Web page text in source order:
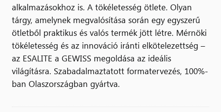
alkalmazásokhoz is. A tökéletesség ötlete. Olyan
tárgy, amelynek megvalósítása során egy egyszerű
ötletből praktikus és valós termék jött létre. Mérnöki
tökéletesség és az innováció iránti elkötelezettség –
az ESALITE a GEWISS megoldása az ideális
világításra. Szabadalmaztatott formatervezés, 100%-
ban Olaszországban gyártva.